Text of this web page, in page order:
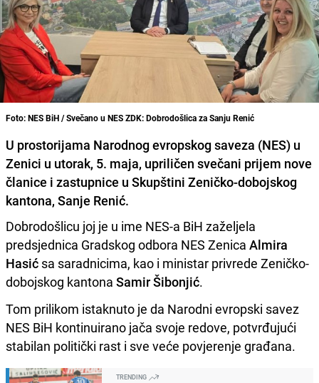
Foto: NES BiH / Svečano u NES ZDK: Dobrodošlica za Sanju Renić
U prostorijama Narodnog evropskog saveza (NES) u
Zenici u utorak, 5. maja, upriličen svečani prijem nove
članice i zastupnice u Skupštini Zeničko-dobojskog
kantona, Sanje Renić.
Dobrodošlicu joj je u ime NES-a BiH zaželjela
predsjednica Gradskog odbora NES Zenica Almira
Hasić sa saradnicima, kao i ministar privrede Zeničko-
dobojskog kantona Samir Šibonjić.
Tom prilikom istaknuto je da Narodni evropski savez
NES BiH kontinuirano jača svoje redove, potvrđujući
stabilan politički rast i sve veće povjerenje građana.
TRENDING